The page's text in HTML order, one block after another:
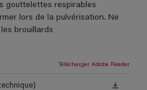
gouttelettes respirables
lors de la pulvérisation. Ne
brouillards
Télécharger Adobe Reader